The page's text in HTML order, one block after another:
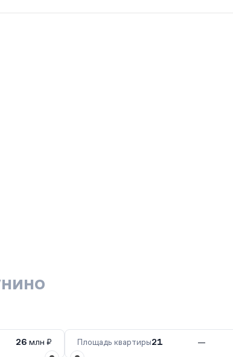
26 млн ₽ Площадь квартиры21 —
13106 кв. Сдан 171 кв.Сдан